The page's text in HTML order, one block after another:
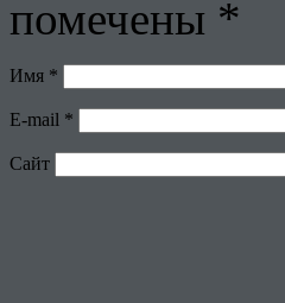
помечены *
Имя *
E-mail *
Сайт